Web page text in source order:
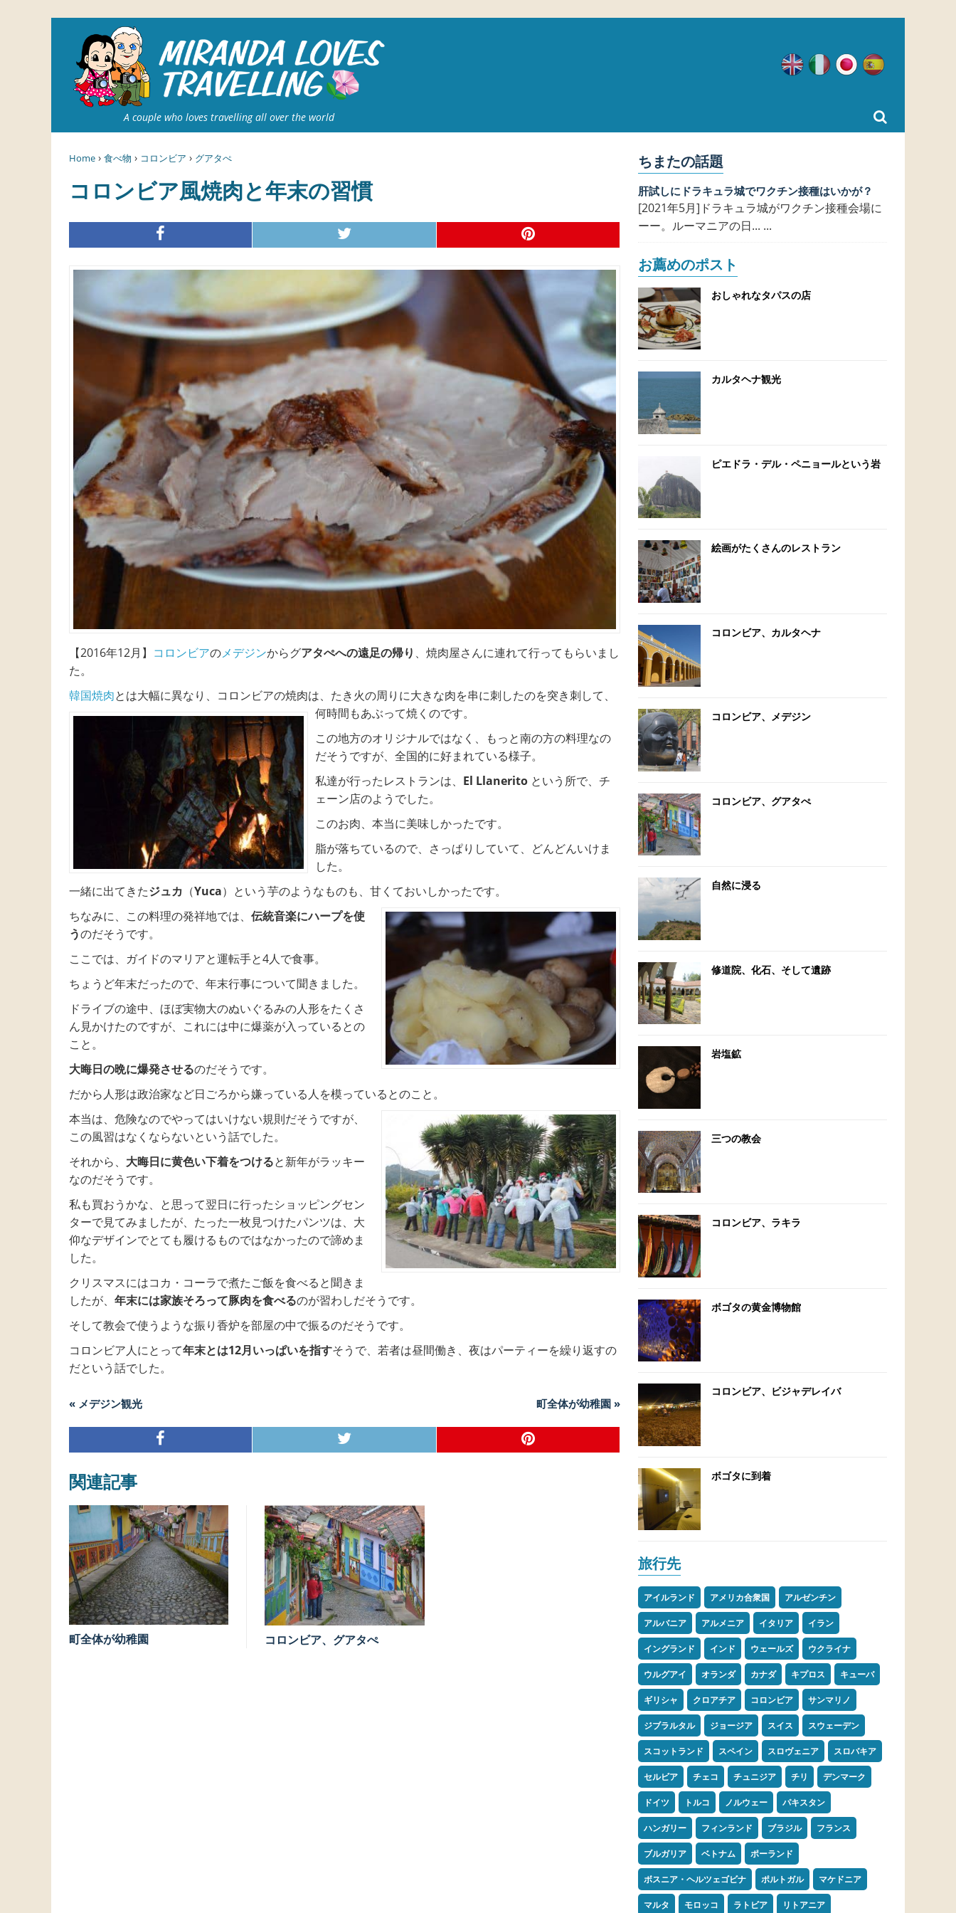
A couple who loves travelling all over the world
英語 イタリア語
日本語
Home › 食べ物 › コロンビア › グアタぺ
コロンビア風焼肉と年末の習慣
【2016年12月】 コロンビアのメデジンからグアタぺへの遠足の帰り 、焼肉屋さんに連れて行ってもらいまし
た。
韓国焼肉とは大幅に異なり、コロンビアの焼肉は、たき火の周りに大きな肉を串に刺したのを突き刺して、
何時間もあぶって焼くのです。
この地方のオリジナルではなく、もっと南の方の料理なの
だそうですが、全国的に好まれている様子。
私達が行ったレストランは、 El Llanerito という所で、チ
ェーン店のようでした。
このお肉、本当に美味しかったです。
脂が落ちているので、さっぱりしていて、どんどんいけま
した。
一緒に出てきたジュカ （Yuca）という芋のようなものも、甘くておいしかったです。
ちなみに、この料理の発祥地では、 伝統音楽にハープを使
うのだそうです。
ここでは、ガイドのマリアと運転手と4人で食事。
ちょうど年末だったので、年末行事について聞きました。
ドライブの途中、ほぼ実物大のぬいぐるみの人形をたくさ
ん見かけたのですが、これには中に爆薬が入っているとの
こと。
大晦日の晩に爆発させるのだそうです。
だから人形は政治家など日ごろから嫌っている人を模っているとのこと。
本当は、危険なのでやってはいけない規則だそうですが、
この風習はなくならないという話でした。
それから、 大晦日に黄色い下着をつけると新年がラッキー
なのだそうです。
私も買おうかな、と思って翌日に行ったショッピングセン
ターで見てみましたが、たった一枚見つけたパンツは、大
仰なデザインでとても履けるものではなかったので諦めま
した。
クリスマスにはコカ・コーラで煮たご飯を食べると聞きま
したが、 年末には家族そろって豚肉を食べるのが習わしだそうです。
そして教会で使うような振り香炉を部屋の中で振るのだそうです。
コロンビア人にとって年末とは12月いっぱいを指すそうで、若者は昼間働き、夜はパーティーを繰り返すの
だという話でした。
« メデジン観光 町全体が幼稚園 »
関連記事
町全体が幼稚園 コロンビア、グアタぺ
ちまたの話題
肝試しにドラキュラ城でワクチン接種はいかが？
[2021年5月]ドラキュラ城がワクチン接種会場に
ーー。ルーマニアの日... ...
お薦めのポスト
おしゃれなタパスの店
カルタヘナ観光
ピエドラ・デル・ペニョールという岩
絵画がたくさんのレストラン
コロンビア、カルタヘナ
コロンビア、メデジン
コロンビア、グアタぺ
自然に浸る
修道院、化石、そして遺跡
岩塩鉱
三つの教会
コロンビア、ラキラ
ボゴタの黄金博物館
コロンビア、ビジャデレイバ
ボゴタに到着
旅行先
アイルランド アメリカ合衆国 アルゼンチン
アルバニア アルメニア イタリア イラン
イングランド インド ウェールズ ウクライナ
ウルグアイ オランダ カナダ キプロス キューバ
ギリシャ クロアチア コロンビア サンマリノ
ジブラルタル ジョージア スイス スウェーデン
スコットランド スペイン スロヴェニア スロバキア
セルビア チェコ チュニジア チリ デンマーク
ドイツ トルコ ノルウェー パキスタン
ハンガリー フィンランド ブラジル フランス
ブルガリア ベトナム ポーランド
ボスニア・ヘルツェゴビナ ポルトガル マケドニア
マルタ モロッコ ラトビア リトアニア